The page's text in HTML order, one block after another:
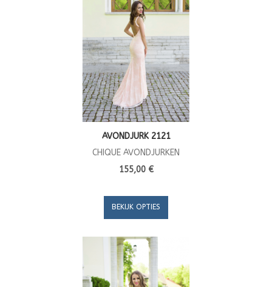
AVONDJURK 2121
CHIQUE AVONDJURKEN
155,00 €
BEKIJK OPTIES